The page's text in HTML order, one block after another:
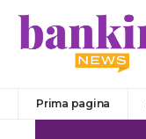
Prima pagina